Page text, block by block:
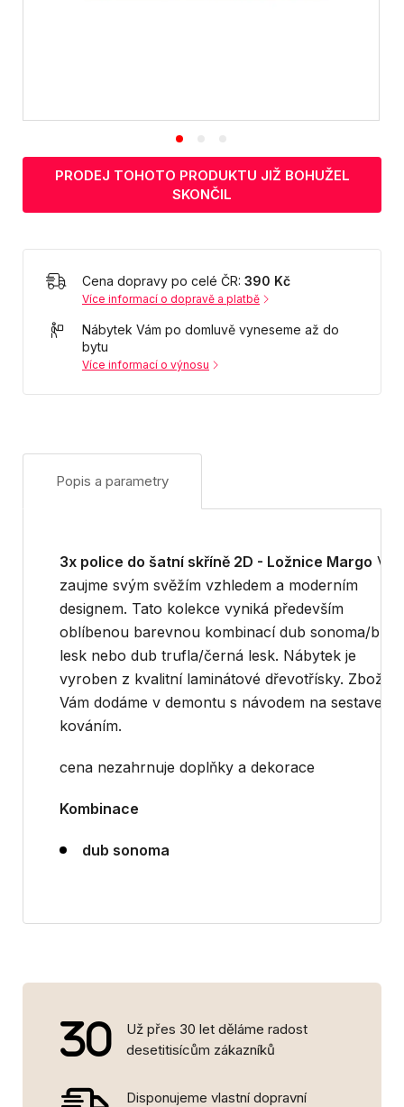
PRODEJ TOHOTO PRODUKTU JIŽ BOHUŽEL
SKONČIL
Cena dopravy po celé ČR: 390 Kč
Více informací o dopravě a platbě
Nábytek Vám po domluvě vyneseme až do
bytu
Více informací o výnosu
Popis a parametry
3x police do šatní skříně 2D - Ložnice Margo Vás
zaujme svým svěžím vzhledem a moderním
designem. Tato kolekce vyniká především
oblíbenou barevnou kombinací dub sonoma/bílá
lesk nebo dub trufla/černá lesk. Nábytek je
vyroben z kvalitní laminátové dřevotřísky. Zboží
Vám dodáme v demontu s návodem na sestavení
kováním.
cena nezahrnuje doplňky a dekorace
Kombinace
dub sonoma
Už přes 30 let děláme radost
desetitisícům zákazníků
Disponujeme vlastní dopravní